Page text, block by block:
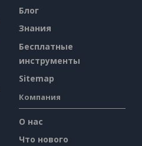
Блог
Знания
Бесплатные
инструменты
Sitemap
Компания
О нас
Что нового